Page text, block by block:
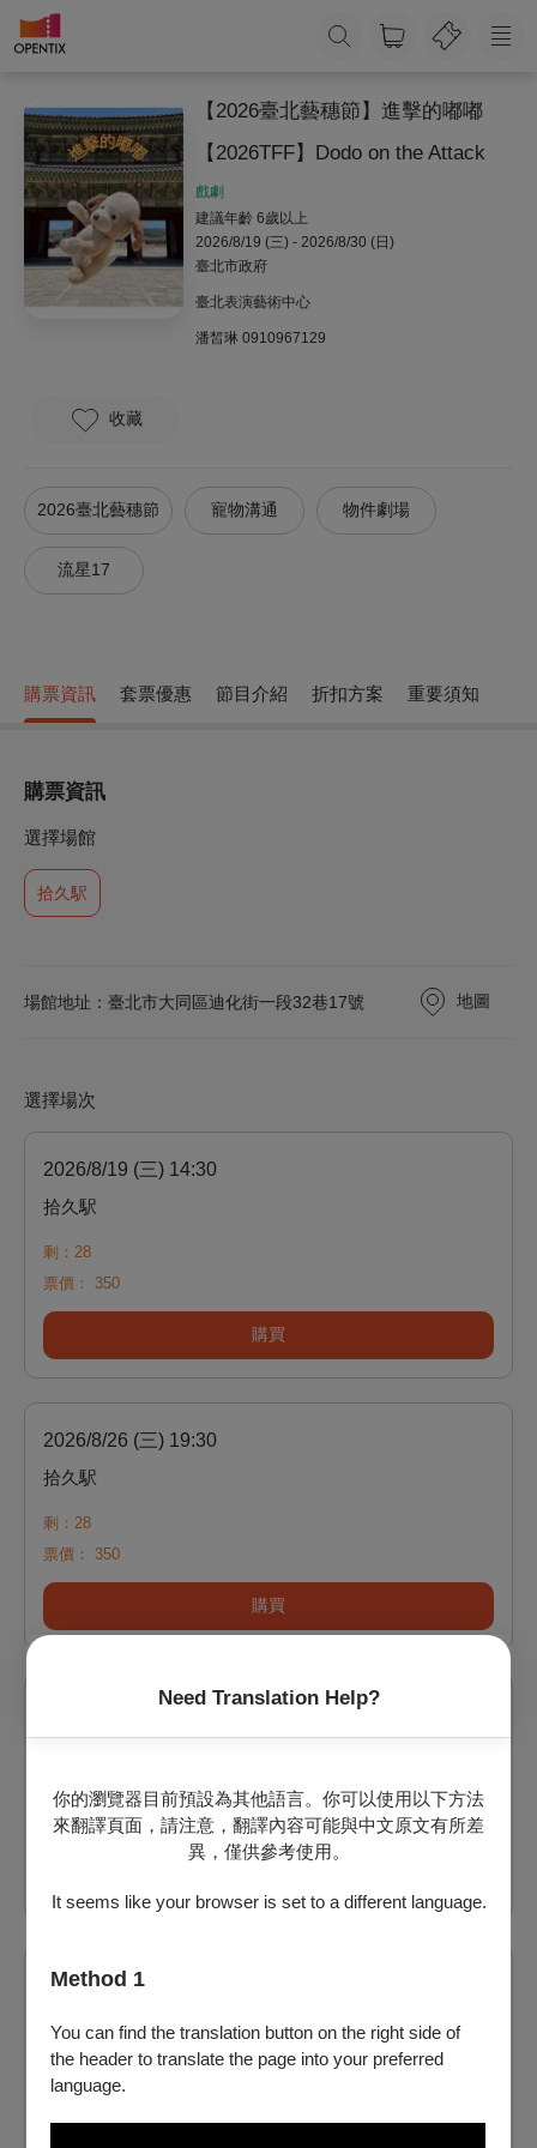
Need Translation Help?
你的瀏覽器目前預設為其他語言。你可以使用以下方法
來翻譯頁面，請注意，翻譯內容可能與中文原文有所差
異，僅供參考使用。
It seems like your browser is set to a different language.
Method 1
You can find the translation button on the right side of
the header to translate the page into your preferred
language.
【2026臺北藝穗節】進擊的嘟嘟
【2026TFF】Dodo on the Attack
戲劇
建議年齡 6歲以上
2026/8/19 (三) - 2026/8/30 (日)
臺北市政府
臺北表演藝術中心
潘皙琳 0910967129
收藏
2026臺北藝穗節 寵物溝通 物件劇場
流星17
購票資訊 套票優惠 節目介紹 折扣方案 重要須知
購票資訊
選擇場館
拾久駅
場館地址：臺北市大同區迪化街一段32巷17號 地圖
選擇場次
2026/8/19 (三) 14:30
拾久駅
剩：28
票價：
350
購買
2026/8/26 (三) 19:30
拾久駅
剩：28
票價：
350
購買
2026/8/29 (六) 14:30
剩：24
票價： 350
2026/8/29 (六) 19:30
剩：30
票價： 350